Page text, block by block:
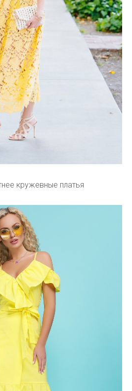
кружевные платья